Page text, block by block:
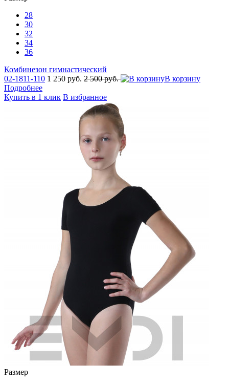
28
30
32
34
36
Комбинезон гимнастический
02-1811-110 1 250 руб. 2 500 руб.
В корзину
Подробнее
Купить в 1 клик В избранное
Размер